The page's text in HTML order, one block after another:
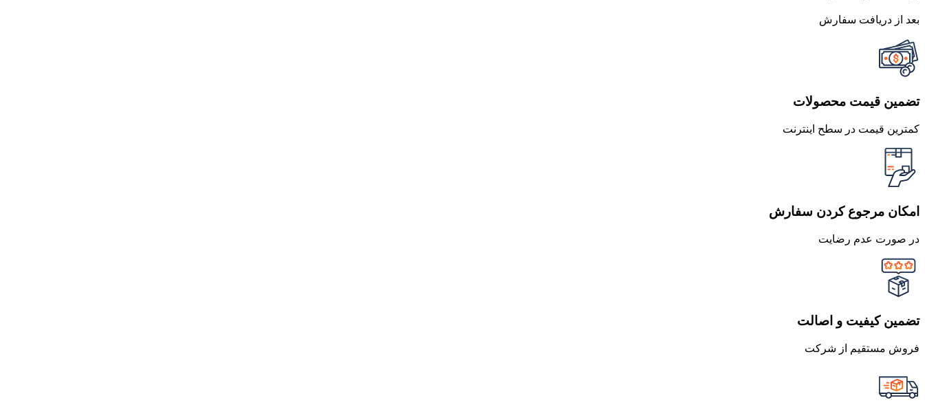
بعد از دریافت سفارش
تضمین قیمت محصولات
کمترین قیمت در سطح اینترنت
امکان مرجوع کردن سفارش
در صورت عدم رضایت
تضمین کیفیت و اصالت
فروش مستقیم از شرکت